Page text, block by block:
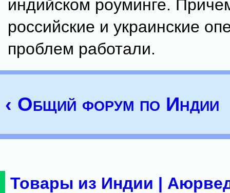
индийском роуминге.
российские и украинские
проблем работали.
‹ Общий форум по Индии
Товары из Индии |